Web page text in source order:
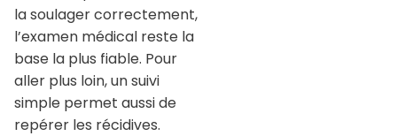
la soulager correctement,
l’examen médical reste la
base la plus fiable. Pour
aller plus loin, un suivi
simple permet aussi de
repérer les récidives.